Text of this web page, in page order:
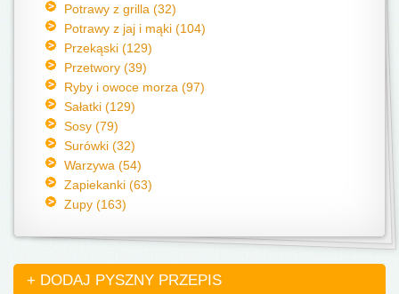
Potrawy z grilla (32)
Potrawy z jaj i mąki (104)
Przekąski (129)
Przetwory (39)
Ryby i owoce morza (97)
Sałatki (129)
Sosy (79)
Surówki (32)
Warzywa (54)
Zapiekanki (63)
Zupy (163)
+ DODAJ PYSZNY PRZEPIS